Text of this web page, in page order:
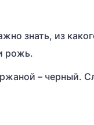
знать, из
рожь.
– черный.